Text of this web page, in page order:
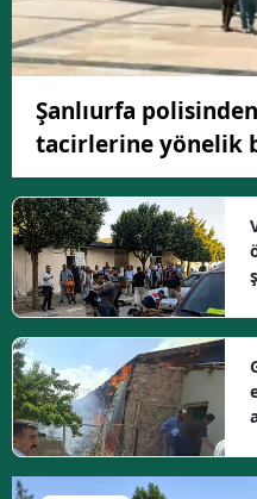
Şanlıurfa
tacirlerine yönelik